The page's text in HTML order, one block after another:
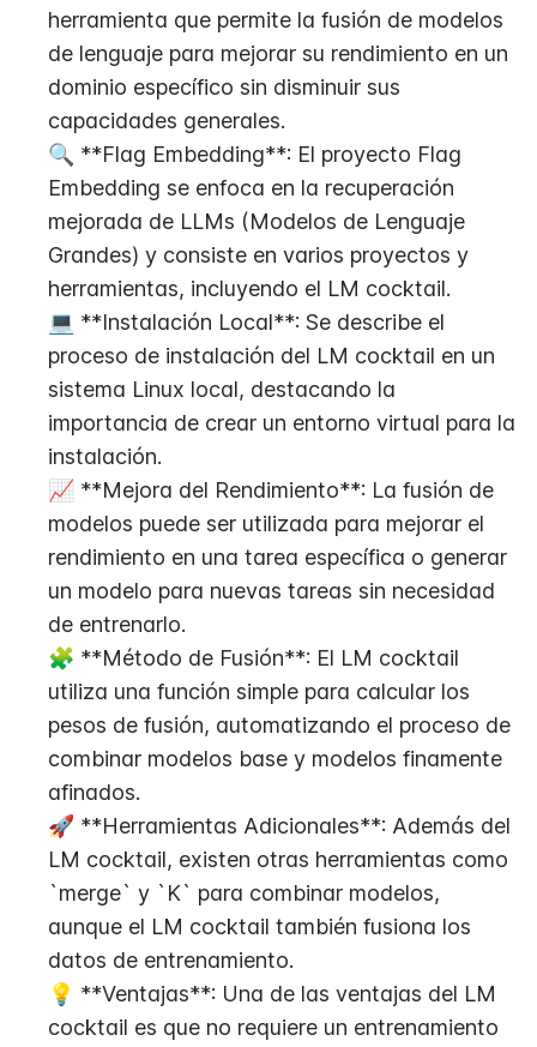
herramienta que permite la fusión de modelos
de lenguaje para mejorar su rendimiento en un
dominio específico sin disminuir sus
capacidades generales.
🔍 **Flag Embedding**: El proyecto Flag
Embedding se enfoca en la recuperación
mejorada de LLMs (Modelos de Lenguaje
Grandes) y consiste en varios proyectos y
herramientas, incluyendo el LM cocktail.
💻 **Instalación Local**: Se describe el
proceso de instalación del LM cocktail en un
sistema Linux local, destacando la
importancia de crear un entorno virtual para la
instalación.
📈 **Mejora del Rendimiento**: La fusión de
modelos puede ser utilizada para mejorar el
rendimiento en una tarea específica o generar
un modelo para nuevas tareas sin necesidad
de entrenarlo.
🧩 **Método de Fusión**: El LM cocktail
utiliza una función simple para calcular los
pesos de fusión, automatizando el proceso de
combinar modelos base y modelos finamente
afinados.
🚀 **Herramientas Adicionales**: Además del
LM cocktail, existen otras herramientas como
`merge` y `K` para combinar modelos,
aunque el LM cocktail también fusiona los
datos de entrenamiento.
💡 **Ventajas**: Una de las ventajas del LM
cocktail es que no requiere un entrenamiento